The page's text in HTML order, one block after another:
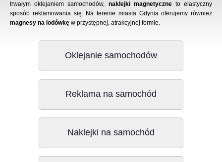
trwałym oklejaniem samochodów, naklejki magnetyczneto elastyczny
sposób reklamowania się. Na terenie miasta Gdynia oferujemy również
magnesy na lodówkę w przystępnej, atrakcyjnej formie.
Oklejanie samochodów
Reklama na samochód
Naklejki na samochód